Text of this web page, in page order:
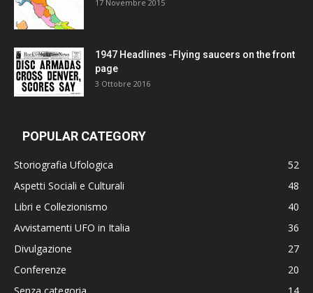
17 Novembre 2015
1947 Headlines -Flying saucers on the front
page
3 Ottobre 2016
POPULAR CATEGORY
Storiografia Ufologica
52
Aspetti Sociali e Culturali
48
Libri e Collezionismo
40
Avvistamenti UFO in Italia
36
Divulgazione
27
Conferenze
20
Senza categoria
14